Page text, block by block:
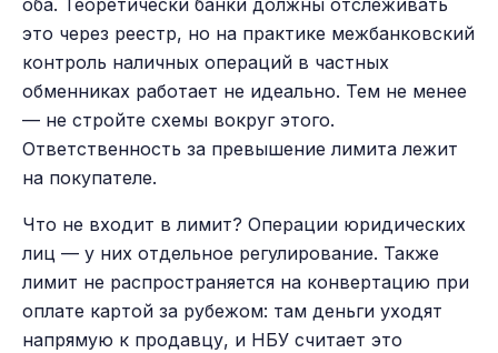
это через реестр, но на практике межбанковский
контроль наличных операций в частных
обменниках работает не идеально. Тем не менее
— не стройте схемы вокруг этого.
Ответственность за превышение лимита лежит
на покупателе.
Что не входит в лимит? Операции юридических
лиц — у них отдельное регулирование. Также
лимит не распространяется на конвертацию при
оплате картой за рубежом: там деньги уходят
напрямую к продавцу, и НБУ считает это